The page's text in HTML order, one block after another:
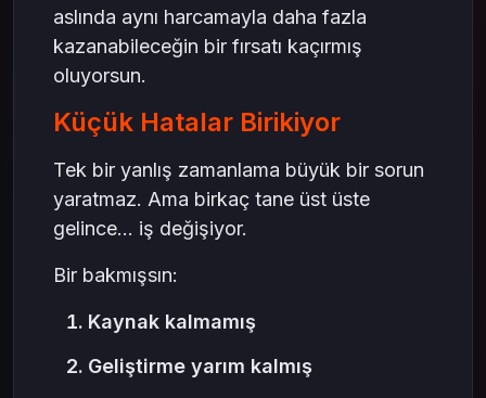
aslında aynı harcamayla daha fazla
kazanabileceğin bir fırsatı kaçırmış
oluyorsun.
Küçük Hatalar Birikiyor
Tek bir yanlış zamanlama büyük bir sorun
yaratmaz. Ama birkaç tane üst üste
gelince… iş değişiyor.
Bir bakmışsın:
Kaynak kalmamış
Geliştirme yarım kalmış